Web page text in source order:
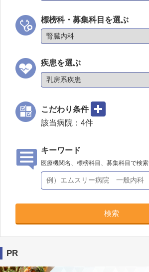
標榜科・募集科目を選ぶ
疾患を選ぶ
こだわり条件
該当病院： 4件
キーワード
医療機関名、標榜科目、募集科目で検索
検索
PR